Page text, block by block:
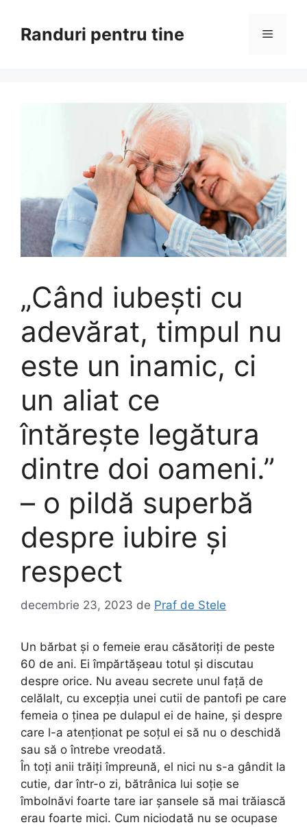
conținutRanduri pentru tine Meniu
„Când iubești cu
adevărat, timpul nu
este un inamic, ci
un aliat ce
întărește legătura
dintre doi oameni.”
– o pildă superbă
despre iubire și
respect
decembrie 23, 2023 de Praf de Stele
Un bărbat și o femeie erau căsătoriți de peste
60 de ani. Ei împărtășeau totul și discutau
despre orice. Nu aveau secrete unul față de
celălalt, cu excepția unei cutii de pantofi pe care
femeia o ținea pe dulapul ei de haine, și despre
care l-a atenționat pe soțul ei să nu o deschidă
sau să o întrebe vreodată.
În toți anii trăiți împreună, el nici nu s-a gândit la
cutie, dar într-o zi, bătrânica lui soție se
îmbolnăvi foarte tare iar șansele să mai trăiască
erau foarte mici. Cum niciodată nu se ocupase